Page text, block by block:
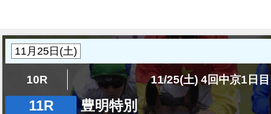
10R 11/25(土) 4回中京1日目
11R 豊明特別